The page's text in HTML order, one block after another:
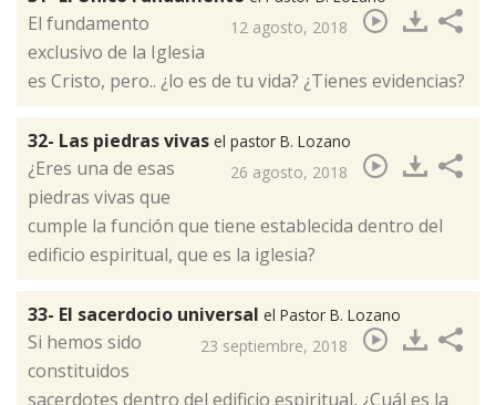
12 agosto, 2018
El fundamento
exclusivo de la Iglesia
es Cristo, pero.. ¿lo es de tu vida? ¿Tienes evidencias?​
32- Las piedras vivas el pastor B. Lozano
26 agosto, 2018
​¿Eres una de esas
piedras vivas que
cumple la función que tiene establecida dentro del
edificio espiritual, que es la iglesia?
33- El sacerdocio universal el Pastor B. Lozano
23 septiembre, 2018
​Si hemos sido
constituidos
sacerdotes dentro del edificio espiritual, ¿Cuál es la